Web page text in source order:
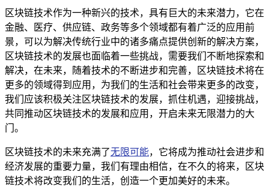
区块链技术作为一种新兴的技术，具有巨大的未来潜力，它在
金融、医疗、供应链、政务等多个领域都有着广泛的应用前
景，可以为解决传统行业中的诸多痛点提供创新的解决方案，
区块链技术的发展也面临着一些挑战，需要我们不断地探索和
解决，在未来，随着技术的不断进步和完善，区块链技术将在
更多的领域得到应用，为我们的生活和社会带来更多的改变，
我们应该积极关注区块链技术的发展，抓住机遇，迎接挑战，
共同推动区块链技术的发展和应用，开启未来无限潜力的大
门。
区块链技术的未来充满了无限可能，它将成为推动社会进步和
经济发展的重要力量，我们有理由相信，在不久的将来，区块
链技术将改变我们的生活，创造一个更加美好的未来。